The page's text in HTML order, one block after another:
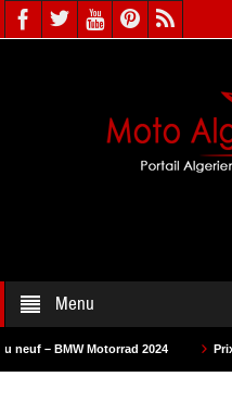
Menu
2024 Prix du neuf –